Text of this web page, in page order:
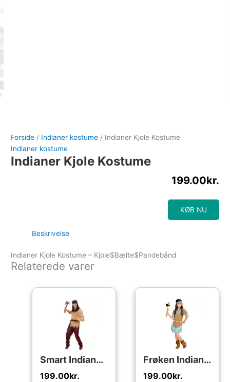
Forside / Indianer kostume / Indianer Kjole Kostume
Indianer kostume
Indianer Kjole Kostume
199.00kr.
KØB NU
Beskrivelse
Indianer Kjole Kostume – Kjole$Bælte$Pandebånd
Relaterede varer
Smart Indianer Kostume
199.00kr.
Frøken Indianer Børnekostume
199.00kr.